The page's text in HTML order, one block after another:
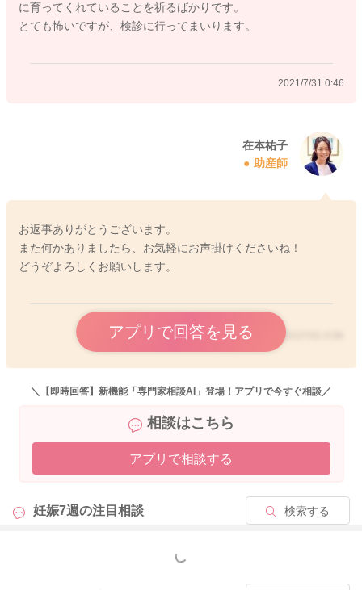
に育ってくれていることを祈るばかりです。
とても怖いですが、検診に行ってまいります。
2021/7/31 0:46
在本祐子
助産師
お返事ありがとうございます。
また何かありましたら、お気軽にお声掛けくださいね！
どうぞよろしくお願いします。
アプリで回答を見る 2021/7/31 0:56
＼【即時回答】新機能「専門家相談AI」登場！アプリで今すぐ相談／
相談はこちら
アプリで相談する
妊娠7週の注目相談 検索する
もっと見る